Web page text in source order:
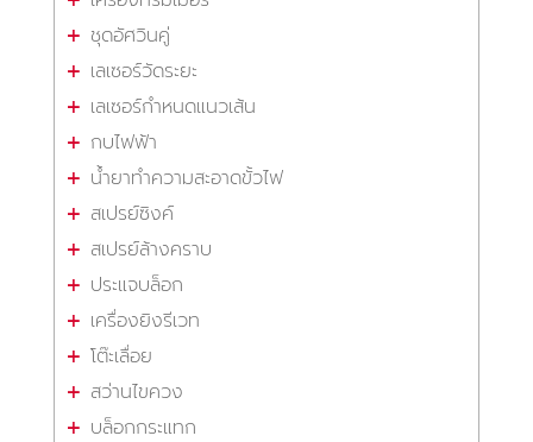
ชุดอัศวินคู่
เลเซอร์วัดระยะ
เลเซอร์กำหนดแนวเส้น
กบไฟฟ้า
น้ำยาทำความสะอาดขั้วไฟ
สเปรย์ซิงค์
สเปรย์ล้างคราบ
ประแจบล็อก
เครื่องยิงรีเวท
โต๊ะเลื่อย
สว่านไขควง
บล็อกกระแทก